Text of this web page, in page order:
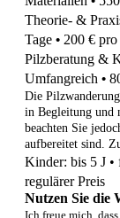
Theorie- &
Tage • 200 € pro
Pilzberatung &
Umfangreich •
Die
in Begleitung und
beachten Sie
aufbereitet sind.
Kinder: bis 5 J •
regulärer Preis
Nutzen Sie die
Ich freue mich,